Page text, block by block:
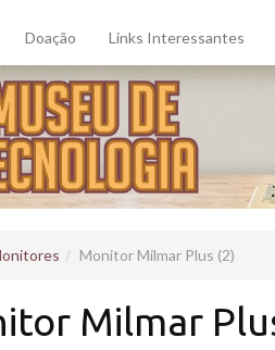
Doação Links Interessantes
Monitor Milmar Plus (2)
Milmar